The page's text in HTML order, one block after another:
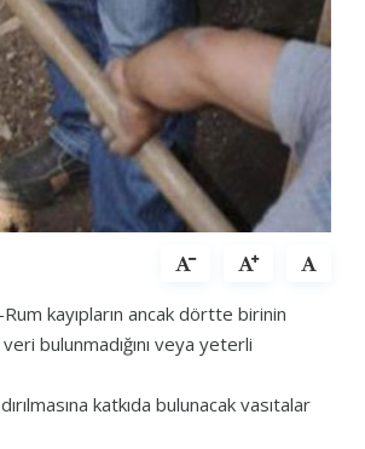
kayıpların ancak dörtte birinin
bulunmadığını veya yeterli
katkıda bulunacak vasıtalar